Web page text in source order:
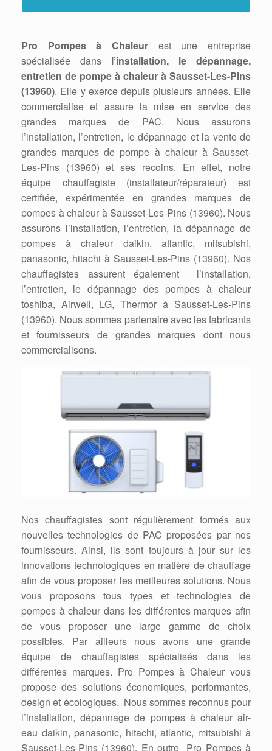
Pro Pompes à Chaleur est une entreprise
spécialisée dans l’installation, le dépannage,
entretien de pompe à chaleur à Sausset-Les-Pins
(13960). Elle y exerce depuis plusieurs années. Elle
commercialise et assure la mise en service des
grandes marques de PAC. Nous assurons
l’installation, l’entretien, le dépannage et la vente de
grandes marques de pompe à chaleur à Sausset-
Les-Pins (13960) et ses recoins. En effet, notre
équipe chauffagiste (installateur/réparateur) est
certifiée, expérimentée en grandes marques de
pompes à chaleur à Sausset-Les-Pins (13960). Nous
assurons l’installation, l’entretien, la dépannage de
pompes à chaleur daikin, atlantic, mitsubishi,
panasonic, hitachi à Sausset-Les-Pins (13960). Nos
chauffagistes assurent également l’installation,
l’entretien, le dépannage des pompes à chaleur
toshiba, Airwell, LG, Thermor à Sausset-Les-Pins
(13960). Nous sommes partenaire avec les fabricants
et fournisseurs de grandes marques dont nous
commercialisons.
Nos chauffagistes sont régulièrement formés aux
nouvelles technologies de PAC proposées par nos
fournisseurs. Ainsi, ils sont toujours à jour sur les
innovations technologiques en matière de chauffage
afin de vous proposer les meilleures solutions. Nous
vous proposons tous types et technologies de
pompes à chaleur dans les différentes marques afin
de vous proposer une large gamme de choix
possibles. Par ailleurs nous avons une grande
équipe de chauffagistes spécialisés dans les
différentes marques. Pro Pompes à Chaleur vous
propose des solutions économiques, performantes,
design et écologiques. Nous sommes reconnus pour
l’installation, dépannage de pompes à chaleur air-
eau daikin, panasonic, hitachi, atlantic, mitsubishi à
Sausset-Les-Pins (13960). En outre Pro Pompes à